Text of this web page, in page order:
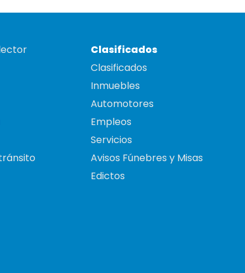
Clasificados
Clasificados
Inmuebles
Automotores
Empleos
Servicios
Avisos Fúnebres y Misas
Edictos